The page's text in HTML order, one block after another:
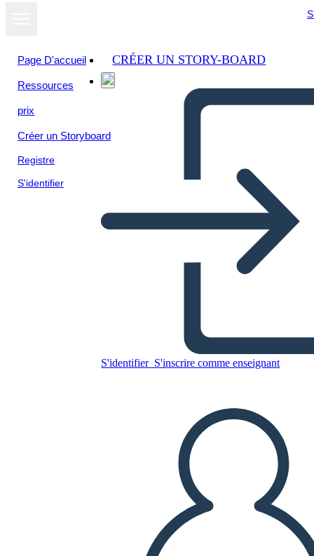
Page D'accueil
Ressources
prix
Créer un Storyboard
Registre
S'identifier
CRÉER UN STORY-BOARD
S'identifier S'inscrire comme enseignant
LIRE LE DIAPORAMA
LIS-MOI
Afficher sous
forme de